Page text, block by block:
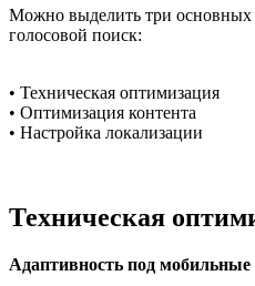
Можно выделить три основных
голосовой поиск:
• Техническая оптимизация
• Оптимизация контента
• Настройка локализации
Техническая
Адаптивность под мобильные